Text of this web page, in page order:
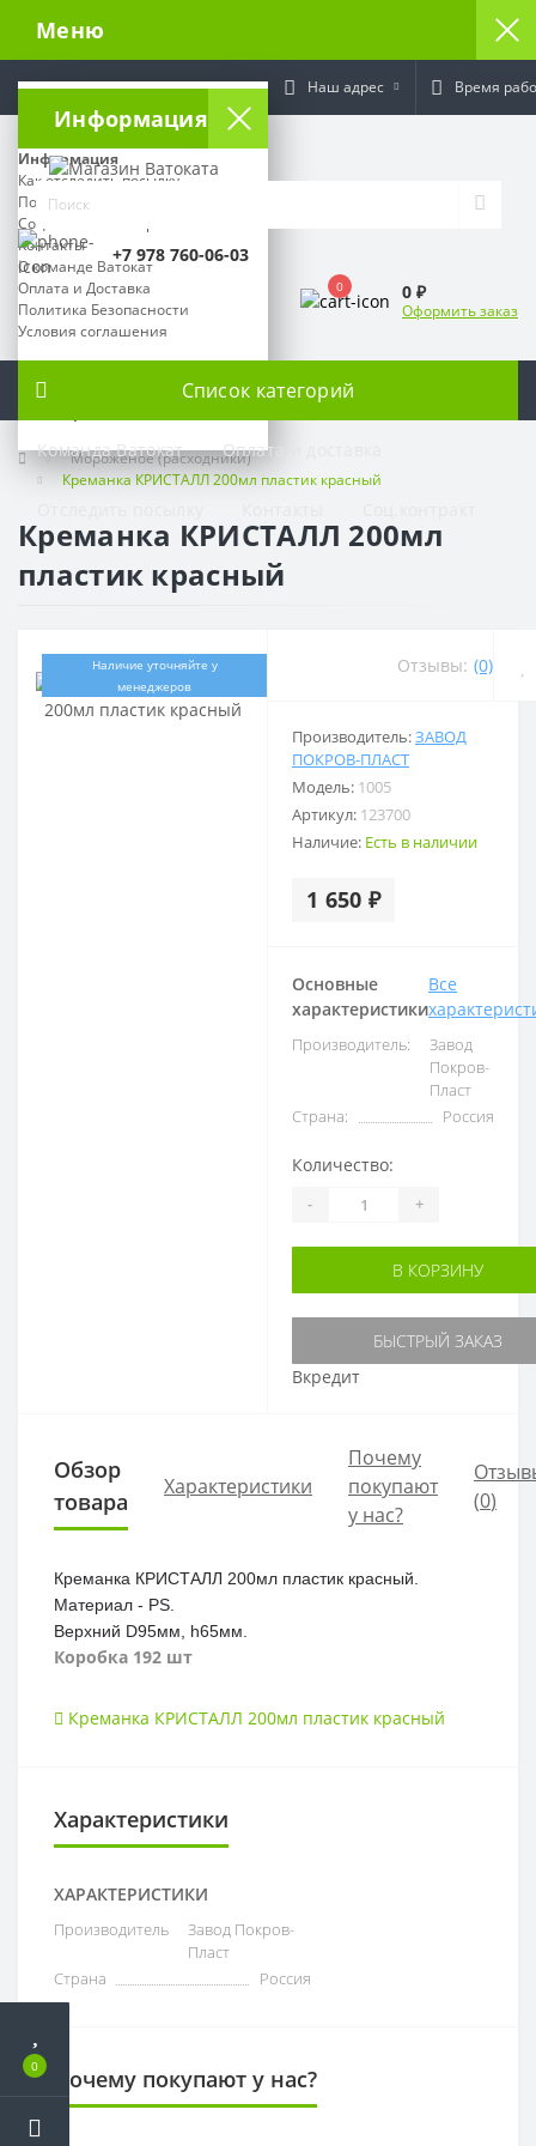
0
Меню
Информация
Информация
Как отследить посылку
Поставщикам
Социальный контракт
Контакты
О команде Ватокат
Оплата и Доставка
Политика Безопасности
Условия соглашения
Наш адрес Время
+7 978 760-06-03
0 0 ₽
Оформить заказ
Список категорий
Команда Ватокат Оплата и доставка
Мороженое (расходники)
Креманка КРИСТАЛЛ 200мл пластик красный
Креманка КРИСТАЛЛ 200мл
пластик красный
Наличие уточняйте у
менеджеров
Отзывы: (0)
Производитель:ЗАВОД
ПОКРОВ-ПЛАСТ
Модель: 1005
Артикул: 123700
Наличие: Есть в наличии
1 650 ₽
Основные
характеристики
Все
Производитель:
Завод
Покров-
Пласт
Страна:
Россия
Количество:
- +
В КОРЗИНУ
БЫСТРЫЙ ЗАКАЗ
Вкредит
Обзор
товара
Характеристики
Почему
покупают
у нас?
(0)
Креманка КРИСТАЛЛ 200мл пластик красный.
Материал - PS.
Верхний D95мм, h65мм.
Коробка 192 шт
Креманка КРИСТАЛЛ 200мл пластик красный
Характеристики
ХАРАКТЕРИСТИКИ
Производитель
Завод Покров-
Пласт
Страна
Россия
Почему покупают у нас?